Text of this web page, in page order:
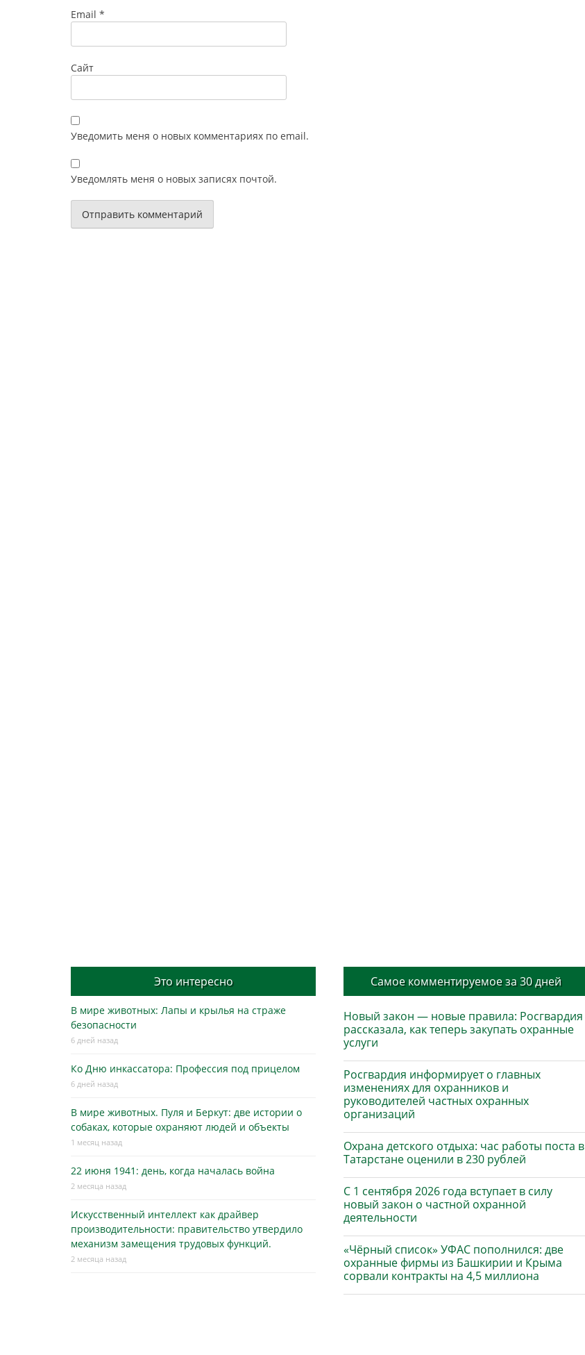
Email *
Сайт
Уведомить меня о новых комментариях по email.
Уведомлять меня о новых записях почтой.
Это интересно
В мире животных: Лапы и крылья на страже
безопасности
6 дней назад
Ко Дню инкассатора: Профессия под прицелом
6 дней назад
В мире животных. Пуля и Беркут: две истории о
собаках, которые охраняют людей и объекты
1 месяц назад
22 июня 1941: день, когда началась война
2 месяца назад
Искусственный интеллект как драйвер
производительности: правительство утвердило
механизм замещения трудовых функций.
2 месяца назад
Самое комментируемое за 30 дней
Новый закон — новые правила: Росгвардия
рассказала, как теперь закупать охранные
услуги
Росгвардия информирует о главных
изменениях для охранников и
руководителей частных охранных
организаций
Охрана детского отдыха: час работы поста в
Татарстане оценили в 230 рублей
С 1 сентября 2026 года вступает в силу
новый закон о частной охранной
деятельности
«Чёрный список» УФАС пополнился: две
охранные фирмы из Башкирии и Крыма
сорвали контракты на 4,5 миллиона